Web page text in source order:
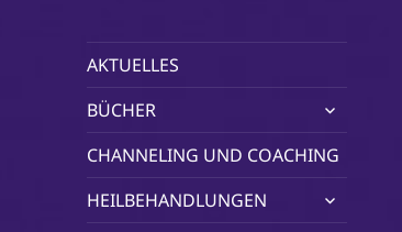
AKTUELLES
BÜCHER
untermenü
CHANNELING UND COACHING
HEILBEHANDLUNGEN
untermenü
öffnen